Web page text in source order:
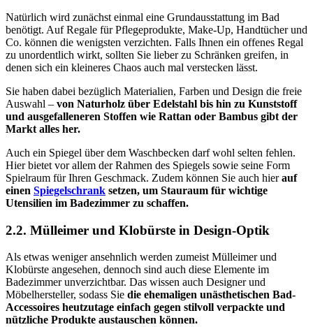
Natürlich wird zunächst einmal eine Grundausstattung im Bad
benötigt. Auf Regale für Pflegeprodukte, Make-Up, Handtücher und
Co. können die wenigsten verzichten. Falls Ihnen ein offenes Regal
zu unordentlich wirkt, sollten Sie lieber zu Schränken greifen, in
denen sich ein kleineres Chaos auch mal verstecken lässt.
Sie haben dabei bezüglich Materialien, Farben und Design die freie
Auswahl – von Naturholz über Edelstahl bis hin zu Kunststoff
und ausgefalleneren Stoffen wie Rattan oder Bambus gibt der
Markt alles her.
Auch ein Spiegel über dem Waschbecken darf wohl selten fehlen.
Hier bietet vor allem der Rahmen des Spiegels sowie seine Form
Spielraum für Ihren Geschmack. Zudem können Sie auch hierauf
einen Spiegelschrank setzen, um Stauraum für wichtige
Utensilien im Badezimmer zu schaffen.
2.2. Mülleimer und Klobürste in Design-Optik
Als etwas weniger ansehnlich werden zumeist Mülleimer und
Klobürste angesehen, dennoch sind auch diese Elemente im
Badezimmer unverzichtbar. Das wissen auch Designer und
Möbelhersteller, sodass Sie die ehemaligen unästhetischen Bad-
Accessoires heutzutage einfach gegen stilvoll verpackte und
nützliche Produkte austauschen können.